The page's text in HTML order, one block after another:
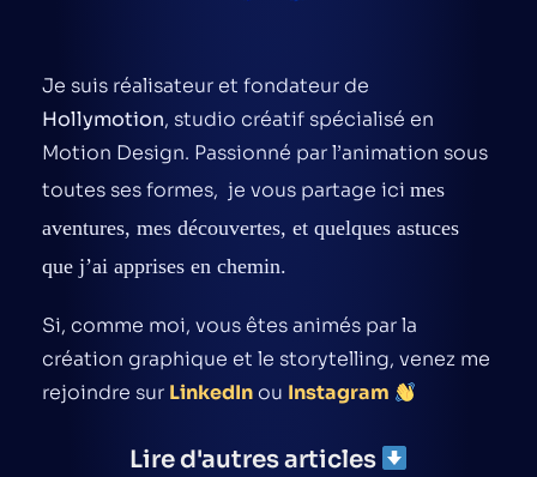
Je suis réalisateur et fondateur de
Hollymotion, studio créatif spécialisé en
Motion Design. Passionné par l’animation sous
toutes ses formes, je vous partage ici mes
aventures, mes découvertes, et quelques astuces
que j’ai apprises en chemin.
Si, comme moi, vous êtes animés par la
création graphique et le storytelling, venez me
rejoindre sur LinkedIn ou Instagram
Lire d'autres articles